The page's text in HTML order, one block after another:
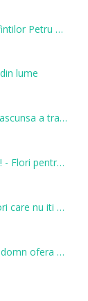
Buchete de flori cu ocazia Sfintilor Petru si Pavel
lume
Regele Florilor: Semnificatia ascunsa a trandafirului
La multi ani Ilinca, Eliana, Ilia! - Flori pentru doamnele sarbatorite de Sfantul Ilie
Imbina utilul cu placutul: 5 flori care nu iti vor face gaura in buget
Care sunt ocaziile in care un domn ofera flori?